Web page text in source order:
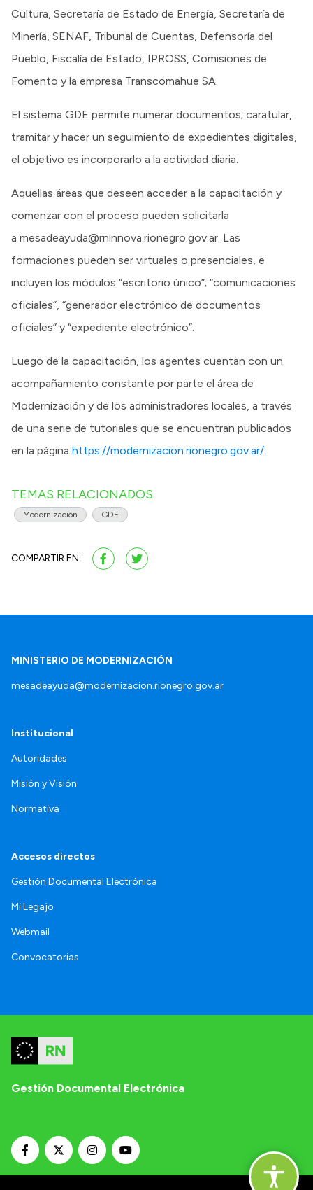
Cultura, Secretaría de Estado de Energía, Secretaría de
Minería, SENAF, Tribunal de Cuentas, Defensoría del
Pueblo, Fiscalía de Estado, IPROSS, Comisiones de
Fomento y la empresa Transcomahue SA.
El sistema GDE permite numerar documentos; caratular,
tramitar y hacer un seguimiento de expedientes digitales,
el objetivo es incorporarlo a la actividad diaria.
Aquellas áreas que deseen acceder a la capacitación y
comenzar con el proceso pueden solicitarla
a mesadeayuda@rninnova.rionegro.gov.ar. Las
formaciones pueden ser virtuales o presenciales, e
incluyen los módulos “escritorio único”; “comunicaciones
oficiales”, “generador electrónico de documentos
oficiales” y “expediente electrónico”.
Luego de la capacitación, los agentes cuentan con un
acompañamiento constante por parte el área de
Modernización y de los administradores locales, a través
de una serie de tutoriales que se encuentran publicados
en la página https://modernizacion.rionegro.gov.ar/
TEMAS RELACIONADOS
Modernización GDE
COMPARTIR EN:
MINISTERIO DE MODERNIZACIÓN
mesadeayuda@modernizacion.rionegro.gov.ar
Institucional
Autoridades
Misión y Visión
Normativa
Accesos directos
Gestión Documental Electrónica
Mi Legajo
Webmail
Convocatorias
Gestión Documental Electrónica